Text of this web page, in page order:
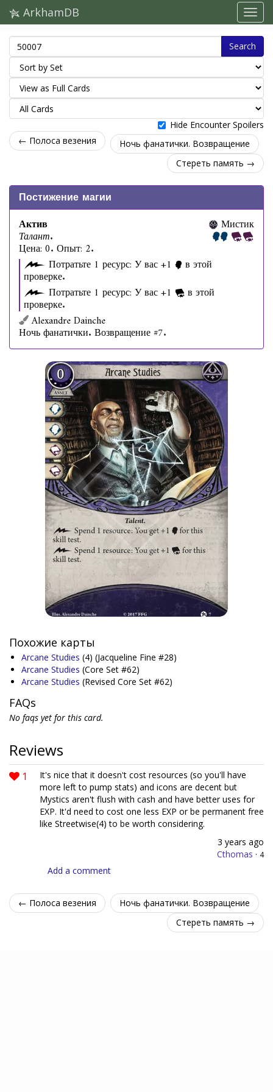
ArkhamDB
Search
Hide Encounter Spoilers
← Полоса везения
Ночь фанатички. Возвращение
Стереть память →
Постижение магии
Актив
Талант.
Цена: 0. Опыт: 2.
Мистик
Потратьте 1 ресурс: У вас +1 в этой
проверке.
Потратьте 1 ресурс: У вас +1
в этой
проверке.
Alexandre Dainche
Ночь фанатички. Возвращение #7.
Похожие карты
Arcane Studies (4) (Jacqueline Fine #28)
Arcane Studies (Core Set #62)
Arcane Studies (Revised Core Set #62)
FAQs
No faqs yet for this card.
Reviews
1
It's nice that it doesn't cost resources (so you'll have
more left to pump stats) and icons are decent but
Mystics aren't flush with cash and have better uses for
EXP. It'd need to cost one less EXP or be permanent free
like Streetwise(4) to be worth considering.
3 years ago
Cthomas · 4
Add a comment
← Полоса везения
Ночь фанатички. Возвращение
Стереть память →